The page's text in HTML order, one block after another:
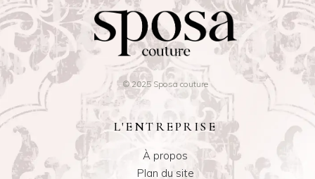
© 2025 Sposa couture
L'ENTREPRISE
À propos
Plan du site